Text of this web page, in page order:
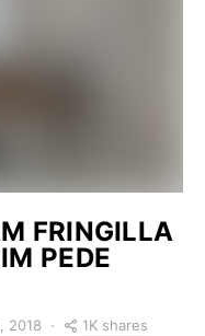
FRINGILLA
PEDE
2018 1K shares